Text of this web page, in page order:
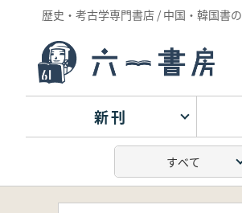
歴史・考古学専門書店 / 中国・韓国書
新刊